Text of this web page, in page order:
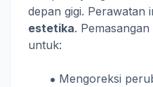
depan gigi. Perawatan
estetika.
untuk:
Mengoreksi